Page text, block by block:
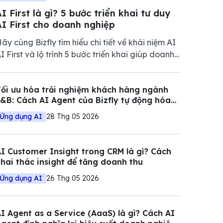
First là gì? 5 bước triển khai tư duy
First cho doanh nghiệp
cùng Bizfly tìm hiểu chi tiết về khái niệm AI
First và lộ trình 5 bước triển khai giúp doanh
động.
ưu hóa trải nghiệm khách hàng ngành
Cách AI Agent của Bizfly tự động hóa
trình đặt bàn và tư vấn
Ứng dụng AI 28 Thg 05 2026
Customer Insight trong CRM là gì? Cách
thác insight để tăng doanh thu
Ứng dụng AI 26 Thg 05 2026
Agent as a Service (AaaS) là gì? Cách AI